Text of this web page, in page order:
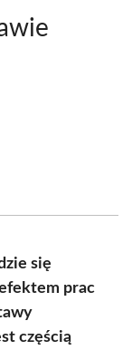
się
prac
częścią